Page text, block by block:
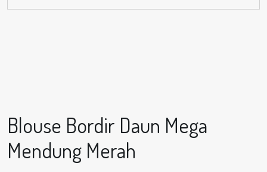
Blouse Bordir Daun Mega
Mendung Merah